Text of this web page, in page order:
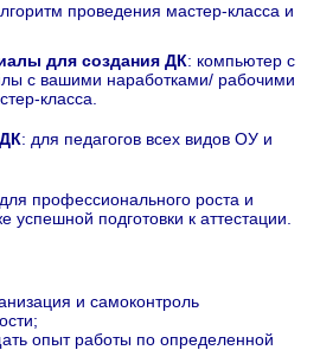
проведения мастер-класса и
для создания ДК: компьютер с
с вашими наработками/ рабочими
класса.
: для педагогов всех видов ОУ и
профессионального роста и
успешной подготовки к аттестации.
и самоконтроль
опыт работы по определенной